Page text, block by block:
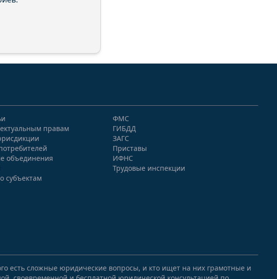
правам
объединения
субъектам
ФМС
ГИБДД
ЗАГС
Приставы
ИФНС
Трудовые инспекции
есть сложные юридические вопросы, и кто ищет на них грамотные и